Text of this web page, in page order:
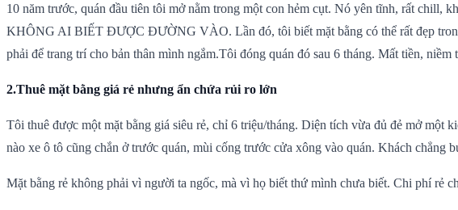
10 năm trước, quán đầu tiên tôi mở nằm trong một con hẻm cụt. Nó yên tĩnh, rất chill,
KHÔNG AI BIẾT ĐƯỢC ĐƯỜNG VÀO. Lần đó, tôi biết mặt bằng có thể rất đẹp
phải để trang trí cho bản thân mình ngắm.Tôi đóng quán đó sau 6 tháng. Mất tiền,
2.Thuê mặt bằng giá rẻ nhưng ẩn chứa rủi ro lớn
Tôi thuê được một mặt bằng giá siêu rẻ, chỉ 6 triệu/tháng. Diện tích vừa đủ đẻ mở một
nào xe ô tô cũng chắn ở trước quán, mùi cống trước cửa xông vào quán. Khách chẳng
Mặt bằng rẻ không phải vì người ta ngốc, mà vì họ biết thứ mình chưa biết. Chi phí rẻ